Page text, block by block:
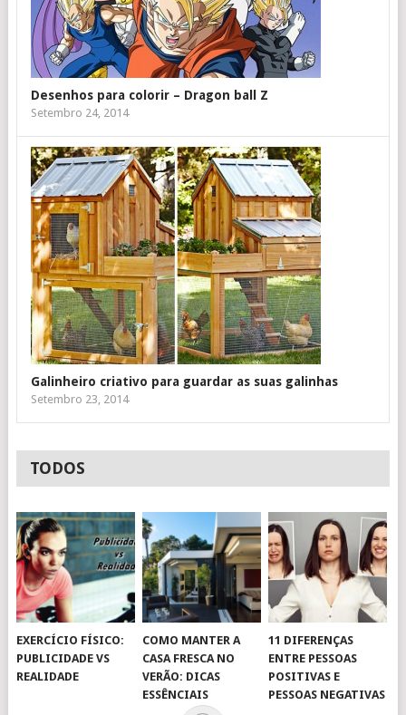
Desenhos para colorir – Dragon ball Z
Setembro 24, 2014
Galinheiro criativo para guardar as suas galinhas
Setembro 23, 2014
TODOS
EXERCÍCIO FÍSICO:
PUBLICIDADE VS
REALIDADE
COMO MANTER A
CASA FRESCA NO
VERÃO: DICAS
ESSÊNCIAIS
11 DIFERENÇAS
ENTRE PESSOAS
POSITIVAS E
PESSOAS NEGATIVAS